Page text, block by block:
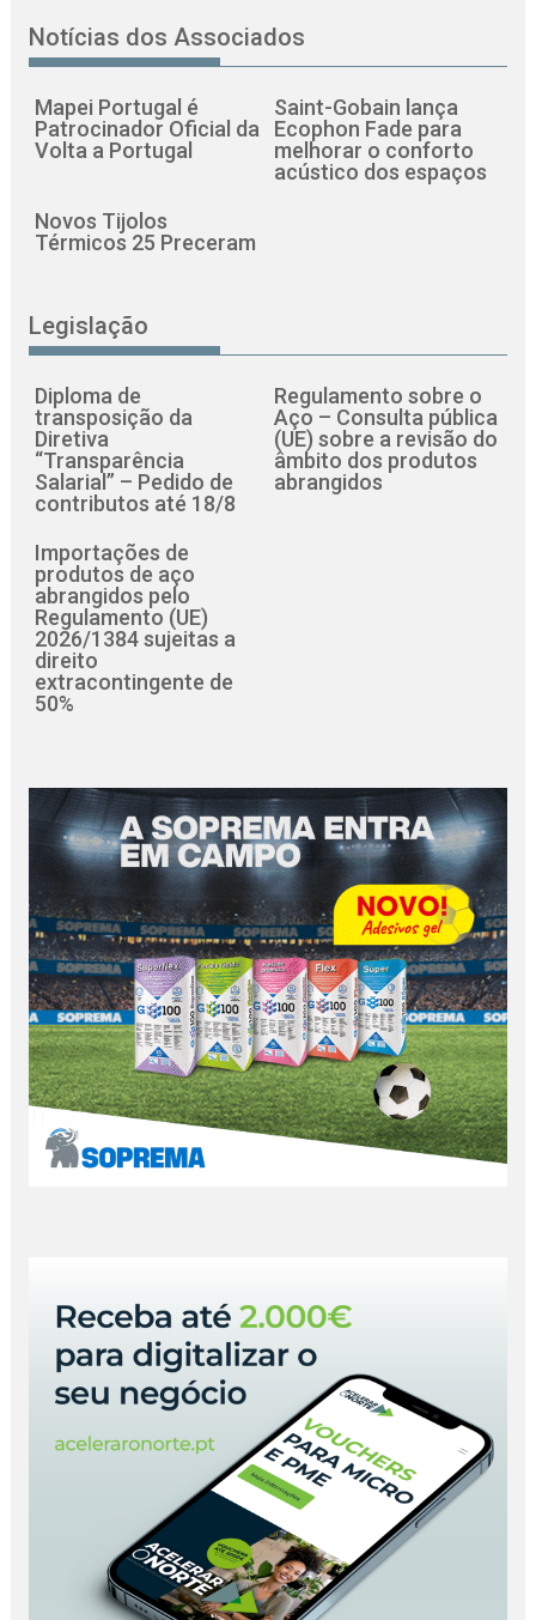
Notícias dos Associados
Mapei Portugal é
Patrocinador Oficial da
Volta a Portugal
Saint-Gobain lança
Ecophon Fade para
melhorar o conforto
acústico dos espaços
Novos Tijolos
Térmicos 25 Preceram
Legislação
Diploma de
transposição da
Diretiva
“Transparência
Salarial” – Pedido de
contributos até 18/8
Regulamento sobre o
Aço – Consulta pública
(UE) sobre a revisão do
âmbito dos produtos
abrangidos
Importações de
produtos de aço
abrangidos pelo
Regulamento (UE)
2026/1384 sujeitas a
direito
extracontingente de
50%